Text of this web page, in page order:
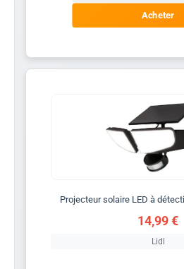
Acheter
Projecteur solaire LED à
14,99 €
Lidl